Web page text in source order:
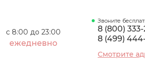
с 8:00 до 23:00
ежедневно
Звоните
8 (800) 333-
8 (499)
Смотрите